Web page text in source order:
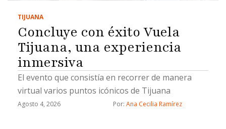
TIJUANA
Concluye con éxito Vuela
Tijuana, una experiencia
inmersiva
El evento que consistía en recorrer de manera
virtual varios puntos icónicos de Tijuana
Agosto 4, 2026 Por: Ana Cecilia Ramírez